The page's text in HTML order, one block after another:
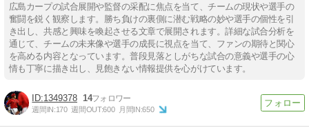
広島カープの試合展開や監督の采配に焦点を当て、チームの現状や選手の
奮闘を鋭く観察します。勝ち負けの裏側に潜む戦略の妙や選手の個性を引
き出し、共感と興味を喚起させる文章で展開されます。詳細な試合分析を
通じて、チームの未来像や選手の成長に視点を当て、ファンの期待と関心
を高める内容となっています。普段見落としがちな試合の意義や選手の心
情も丁寧に描き出し、見飽きない情報提供を心がけています。
1349378 14
週間IN:170 週間OUT:600 月間IN:650